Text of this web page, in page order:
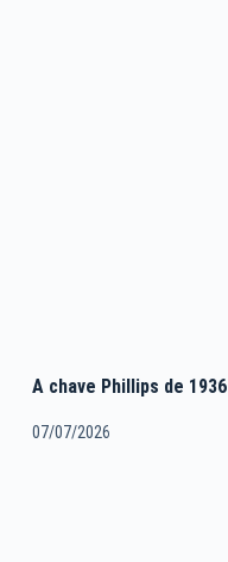
A chave Phillips de 1936
07/07/2026